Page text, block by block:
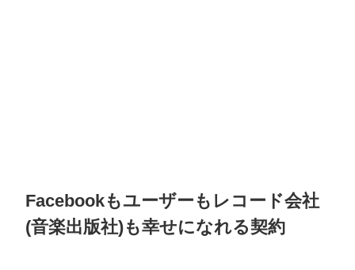
Facebookもユーザーもレコード会社
(音楽出版社)も幸せになれる契約